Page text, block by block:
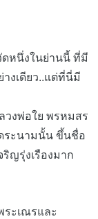
หนึ่งในย่านนี้ ที่มี
งเดียว..แต่ที่นี่มี
วงพ่อใย พรหมสร
ระนามนั้น ขึ้นชื่อ
ญรุ่งเรืองมาก
ระเณรและ